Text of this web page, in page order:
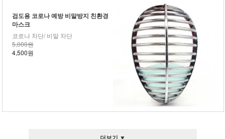
검도용 코로나 예방 비말방지 친환경
마스크
코로나 차단/ 비말 차단
5,000원
4,500원